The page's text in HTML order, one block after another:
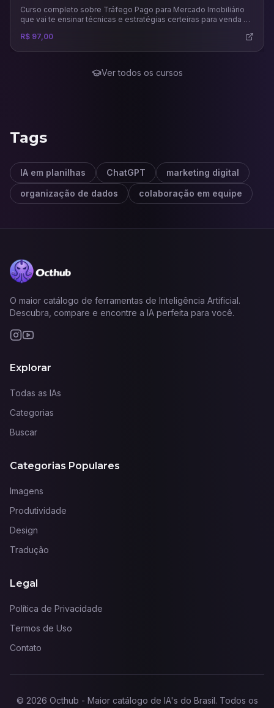
Curso completo sobre Tráfego Pago para Mercado Imobiliário
que vai te ensinar técnicas e estratégias certeiras para venda e
R$ 97,00
Ver todos os cursos
Tags
IA em planilhas ChatGPT
marketing digital
organização de dados
colaboração em equipe
O maior catálogo de ferramentas de Inteligência Artificial.
Descubra, compare e encontre a IA perfeita para você.
Explorar
Todas as IAs
Categorias
Buscar
Categorias Populares
Imagens
Produtividade
Design
Tradução
Legal
Política de Privacidade
Termos de Uso
Contato
© 2026 Octhub - Maior catálogo de IA's do Brasil. Todos os